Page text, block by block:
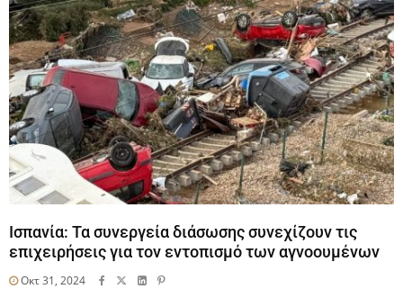
Ισπανία: Τα συνεργεία διάσωσης συνεχίζουν τις
επιχειρήσεις για τον εντοπισμό των αγνοουμένων
Οκτ 31, 2024